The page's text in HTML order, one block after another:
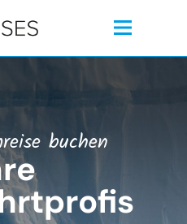
buchen